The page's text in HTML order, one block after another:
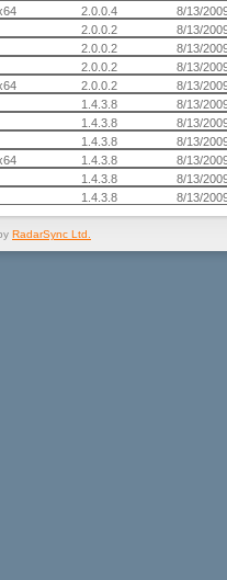
2.0.0.4
8/13/
2.0.0.2
8/13/
2.0.0.2
8/13/
2.0.0.2
8/13/
2.0.0.2
8/13/
1.4.3.8
8/13/
1.4.3.8
8/13/
1.4.3.8
8/13/
1.4.3.8
8/13/
1.4.3.8
8/13/
1.4.3.8 8/13/
RadarSync Ltd.